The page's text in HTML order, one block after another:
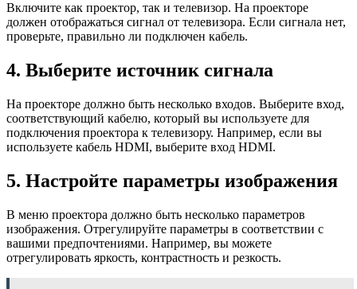
Включите как проектор, так и телевизор. На проекторе
должен отображаться сигнал от телевизора. Если сигнала нет,
проверьте, правильно ли подключен кабель.
4. Выберите источник сигнала
На проекторе должно быть несколько входов. Выберите вход,
соответствующий кабелю, который вы используете для
подключения проектора к телевизору. Например, если вы
используете кабель HDMI, выберите вход HDMI.
5. Настройте параметры изображения
В меню проектора должно быть несколько параметров
изображения. Отрегулируйте параметры в соответствии с
вашими предпочтениями. Например, вы можете
отрегулировать яркость, контрастность и резкость.